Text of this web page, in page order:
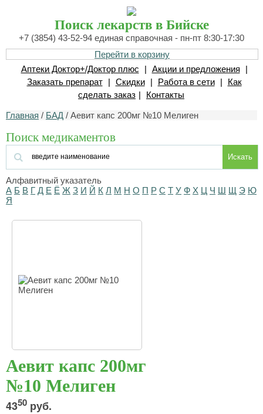
Поиск лекарств в Бийске
+7 (3854) 43-52-94 единая справочная - пн-пт 8:30-17:30
Перейти в корзину
Аптеки Доктор+/Доктор плюс
| Акции и предложения
|
Заказать препарат
| Скидки | Работа в сети |
Как
сделать заказ | Контакты
Главная / БАД / Аевит капс 200мг №10 Мелиген
Поиск медикаментов
Искать
Алфавитный указатель
А Б В Г Д Е Ё Ж З И Й К Л М Н О П Р С Т У Ф Х Ц Ч Ш Щ Э Ю
Я
Аевит капс 200мг
№10 Мелиген
4350 руб.